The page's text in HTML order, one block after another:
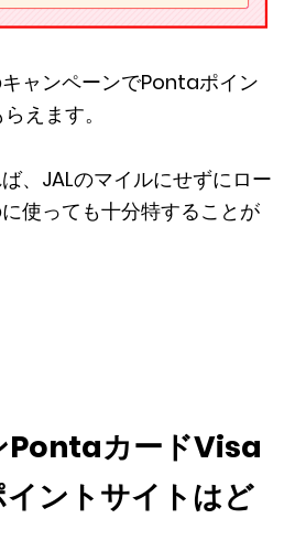
ャンペーンでPontaポイン
えます。
、JALのマイルにせずにロー
使っても十分特することが
PontaカードVisa
ントサイトはど